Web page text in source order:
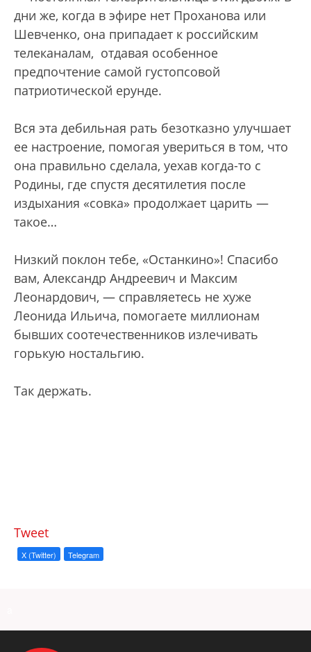
дни же, когда в эфире нет Проханова или
Шевченко, она припадает к российским
телеканалам, отдавая особенное
предпочтение самой густопсовой
патриотической ерунде.
Вся эта дебильная рать безотказно улучшает
ее настроение, помогая увериться в том, что
она правильно сделала, уехав когда-то с
Родины, где спустя десятилетия после
издыхания «совка» продолжает царить —
такое…
Низкий поклон тебе, «Останкино»! Спасибо
вам, Александр Андреевич и Максим
Леонардович, — справляетесь не хуже
Леонида Ильича, помогаете миллионам
бывших соотечественников излечивать
горькую ностальгию.
Так держать.
Tweet
X (Twitter) Telegram